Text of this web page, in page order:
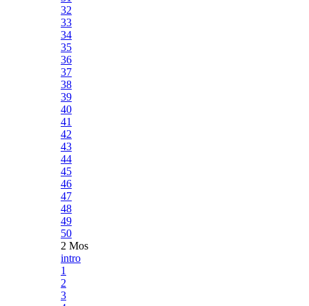
32
33
34
35
36
37
38
39
40
41
42
43
44
45
46
47
48
49
50
2 Mos
intro
1
2
3